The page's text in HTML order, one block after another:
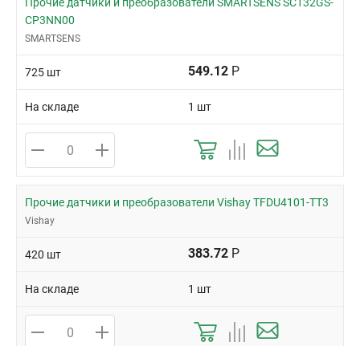
CP3NN00
SMARTSENS
725 шт 549.12 Р
На складе 1 шт
Прочие датчики и преобразователи Vishay TFDU4101-TT3
Vishay
420 шт 383.72 Р
На складе 1 шт